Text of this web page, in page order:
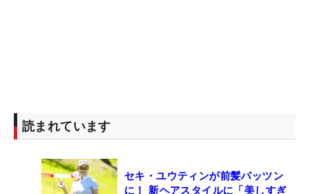
読まれています
セキ・ユウティンが前髪パッツン
に！ 新ヘアスタイルに「美しすぎ